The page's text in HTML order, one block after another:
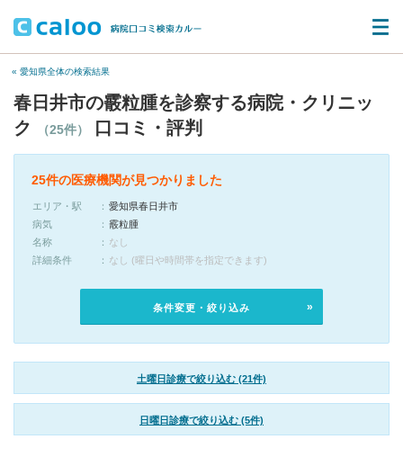
« 愛知県全体の検索結果
春日井市の霰粒腫を診察する病院・クリニッ
ク
（25件） 口コミ・評判
25件の医療機関が見つかりました
エリア・駅
愛知県春日井市
病気
霰粒腫
名称
なし
詳細条件
なし (曜日や時間帯を指定できます)
条件変更・絞り込み
土曜日診療で絞り込む (21件)
日曜日診療で絞り込む (5件)